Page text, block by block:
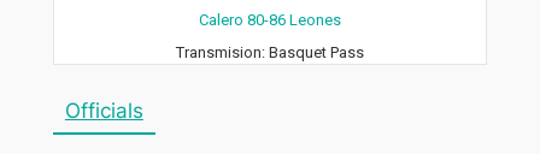
Calero 80-86 Leones
Transmision:Basquet Pass
Officials